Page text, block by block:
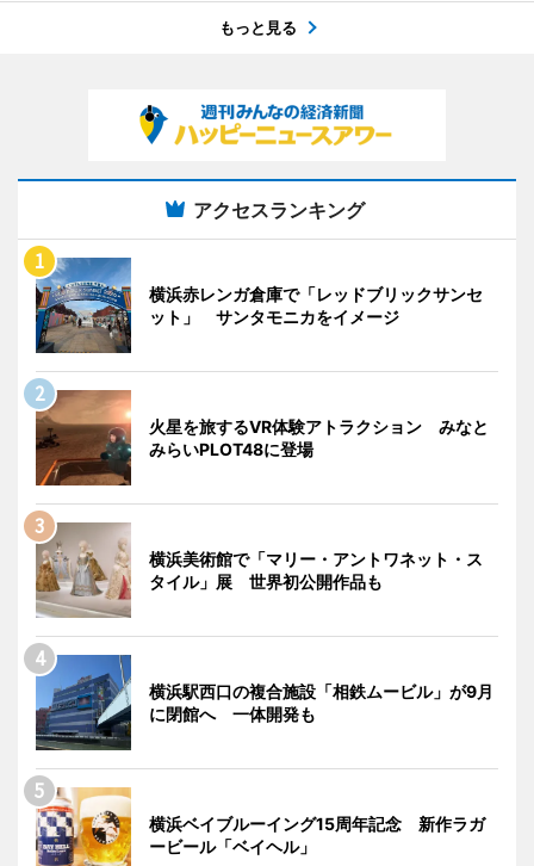
もっと見る
アクセスランキング
横浜赤レンガ倉庫で「レッドブリックサンセ
ット」 サンタモニカをイメージ
火星を旅するVR体験アトラクション みなと
みらいPLOT48に登場
横浜美術館で「マリー・アントワネット・ス
タイル」展 世界初公開作品も
横浜駅西口の複合施設「相鉄ムービル」が9月
に閉館へ 一体開発も
横浜ベイブルーイング15周年記念 新作ラガ
ービール「ベイヘル」